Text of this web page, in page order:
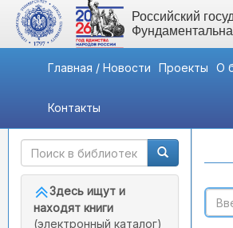
Российский
Главная / Новости Проекты О
Контакты
Быстрый доступ
Здесь ищут и
находят книги
(электронный каталог)